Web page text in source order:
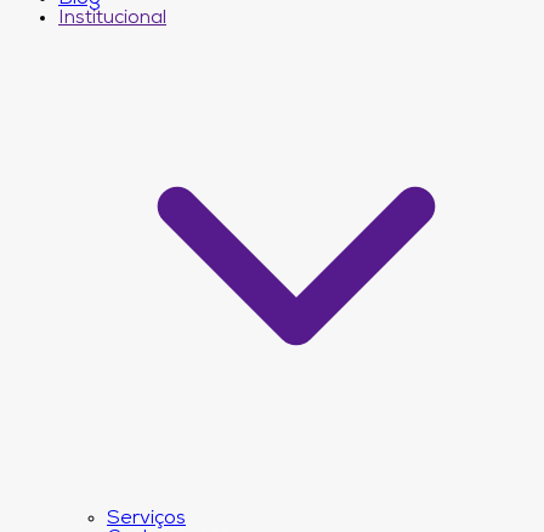
Institucional
Serviços